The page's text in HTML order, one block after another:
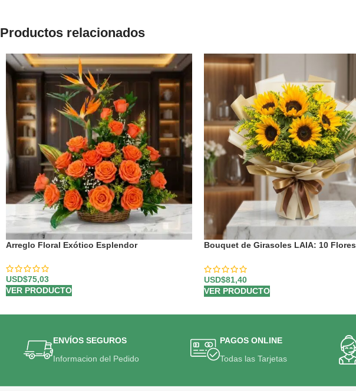
Productos relacionados
Arreglo Floral Exótico Esplendor
USD$75,03
VER PRODUCTO
Bouquet de Girasoles LAIA: 10 Flores
USD$81,40
VER PRODUCTO
ENVÍOS SEGUROS
Informacion del Pedido
PAGOS ONLINE
Todas las Tarjetas